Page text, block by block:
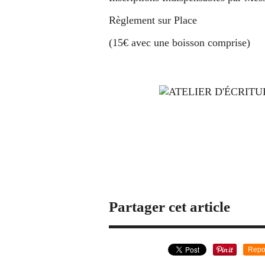
Règlement sur Place
(15€ avec une boisson comprise)
Partager cet article